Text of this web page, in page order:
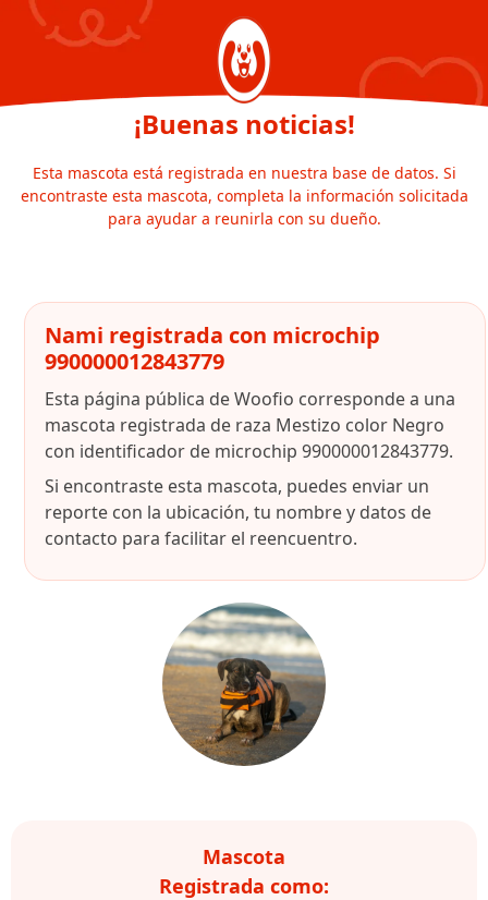
¡Buenas noticias!
Esta mascota está registrada en nuestra base de datos. Si
encontraste esta mascota, completa la información solicitada
para ayudar a reunirla con su dueño.
Nami registrada con microchip
990000012843779
Esta página pública de Woofio corresponde a una
mascota registrada de raza Mestizo color Negro
con identificador de microchip 990000012843779.
Si encontraste esta mascota, puedes enviar un
reporte con la ubicación, tu nombre y datos de
contacto para facilitar el reencuentro.
Mascota
Registrada como: